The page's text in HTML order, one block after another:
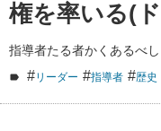
権を率いる(
指導者たる者かくあるべし
#リーダー #指導者 #歴史